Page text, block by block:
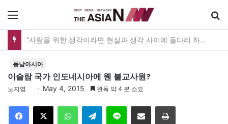
“사람을 위한 생각이라면 현실과 생각 사이에 돌다리 하나는 놓아야 하지 않을까”
동남아시아
이슬람 국가 인도네시아에 웬 불교사원?
노지영 May 4, 2015 완독 약 4 분 소요
Telegram 이메일